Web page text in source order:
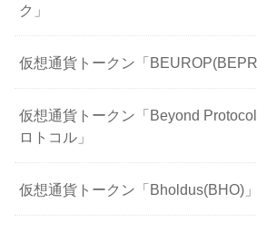
ク」
仮想通貨トークン「
仮想通貨トークン「Beyond
ロトコル」
仮想通貨トークン「Bholdus(BHO)」